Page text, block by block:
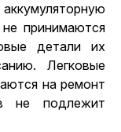
принимаются
детали их
Легковые
на ремонт
не подлежит